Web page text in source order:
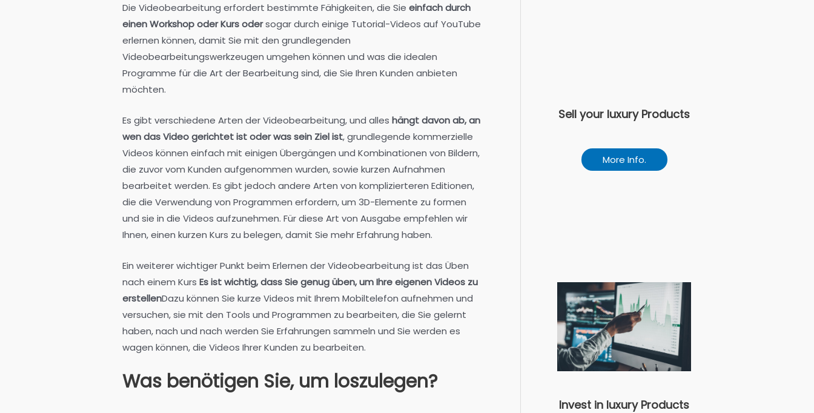
Die Videobearbeitung erfordert bestimmte Fähigkeiten, die Sie einfach durch
einen Workshop oder Kurs odersogar durch einige Tutorial-Videos auf YouTube
erlernen können, damit Sie mit den grundlegenden
Videobearbeitungswerkzeugen umgehen können und was die idealen
Programme für die Art der Bearbeitung sind, die Sie Ihren Kunden anbieten
möchten.
Es gibt verschiedene Arten der Videobearbeitung, und alles hängt davon ab, an
wen das Video gerichtet ist oder was sein Ziel ist, grundlegende kommerzielle
Videos können einfach mit einigen Übergängen und Kombinationen von Bildern,
die zuvor vom Kunden aufgenommen wurden, sowie kurzen Aufnahmen
bearbeitet werden. Es gibt jedoch andere Arten von komplizierteren Editionen,
die die Verwendung von Programmen erfordern, um 3D-Elemente zu formen
und sie in die Videos aufzunehmen. Für diese Art von Ausgabe empfehlen wir
Ihnen, einen kurzen Kurs zu belegen, damit Sie mehr Erfahrung haben.
Ein weiterer wichtiger Punkt beim Erlernen der Videobearbeitung ist das Üben
nach einem Kurs Es ist wichtig, dass Sie genug üben, um Ihre eigenen Videos zu
erstellenDazu können Sie kurze Videos mit Ihrem Mobiltelefon aufnehmen und
versuchen, sie mit den Tools und Programmen zu bearbeiten, die Sie gelernt
haben, nach und nach werden Sie Erfahrungen sammeln und Sie werden es
wagen können, die Videos Ihrer Kunden zu bearbeiten.
Was benötigen Sie, um loszulegen?
Sell your luxury Products
More Info.
Invest in luxury Products